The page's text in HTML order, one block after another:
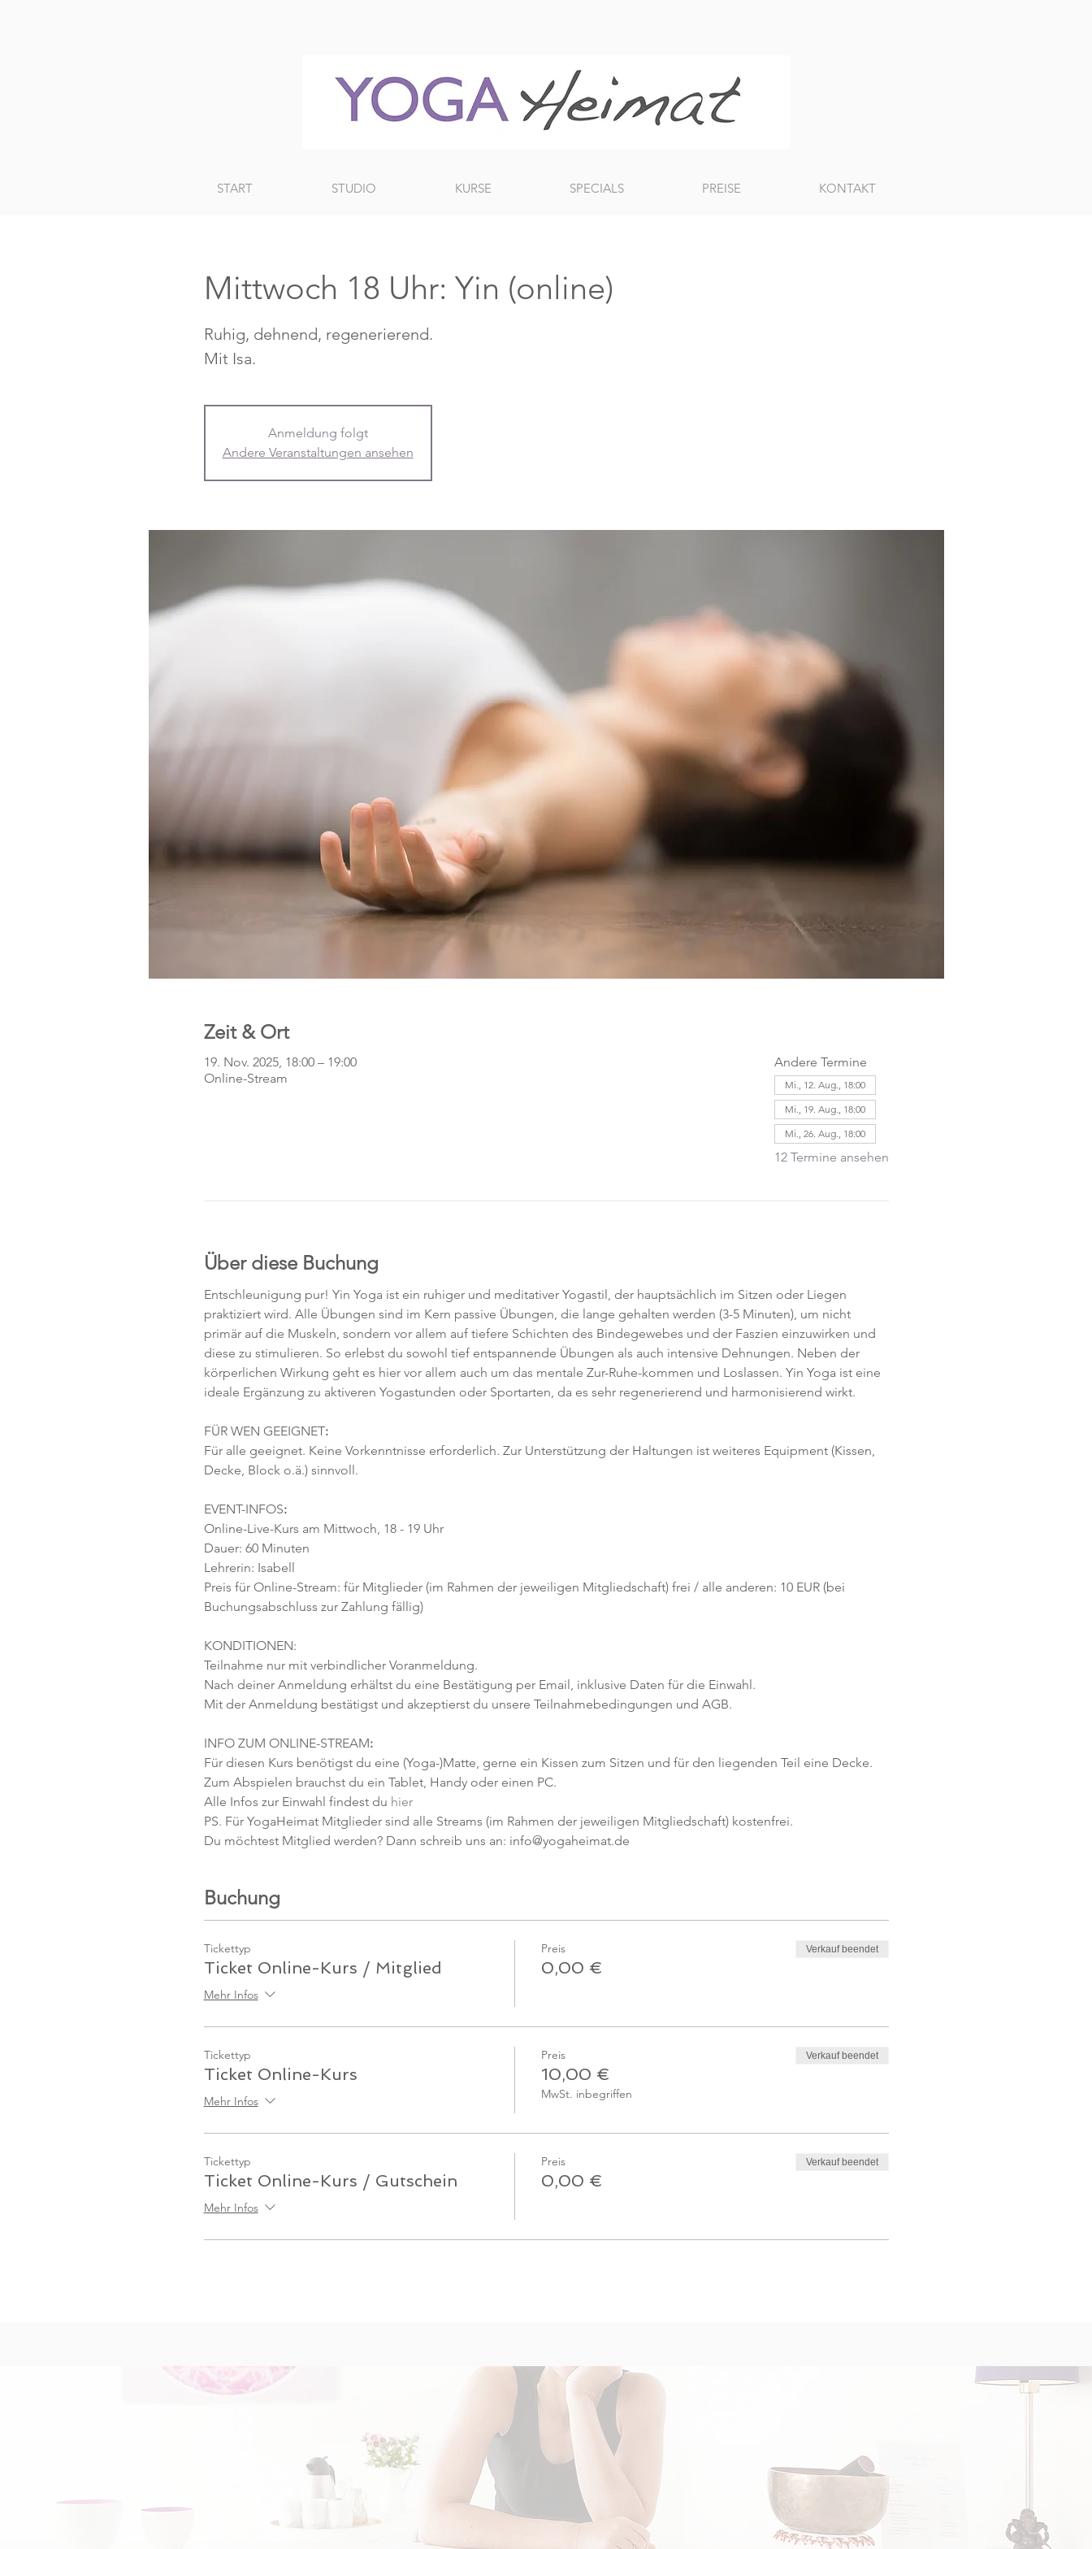
START STUDIO KURSE SPECIALS PREISE KONTAKT
Mittwoch 18 Uhr: Yin (online)
Ruhig, dehnend, regenerierend.
Mit Isa.
Anmeldung folgt
Andere Veranstaltungen ansehen
Zeit & Ort
19. Nov. 2025, 18:00 – 19:00
Online-Stream
Andere Termine
Mi., 12. Aug., 18:00
Mi., 19. Aug., 18:00
Mi., 26. Aug., 18:00
12 Termine ansehen
Über diese Buchung
Entschleunigung pur! Yin Yoga ist ein ruhiger und meditativer Yogastil, der hauptsächlich im Sitzen oder Liegen
praktiziert wird. Alle Übungen sind im Kern passive Übungen, die lange gehalten werden (3-5 Minuten), um nicht
primär auf die Muskeln, sondern vor allem auf tiefere Schichten des Bindegewebes und der Faszien einzuwirken und
diese zu stimulieren. So erlebst du sowohl tief entspannende Übungen als auch intensive Dehnungen. Neben der
körperlichen Wirkung geht es hier vor allem auch um das mentale Zur-Ruhe-kommen und Loslassen. Yin Yoga ist eine
ideale Ergänzung zu aktiveren Yogastunden oder Sportarten, da es sehr regenerierend und harmonisierend wirkt.
FÜR WEN GEEIGNET:
Für alle geeignet. Keine Vorkenntnisse erforderlich. Zur Unterstützung der Haltungen ist weiteres Equipment (Kissen,
Decke, Block o.ä.) sinnvoll.
EVENT-INFOS:
Online-Live-Kurs am Mittwoch, 18 - 19 Uhr
Dauer: 60 Minuten
Lehrerin: Isabell
Preis für Online-Stream: für Mitglieder (im Rahmen der jeweiligen Mitgliedschaft) frei / alle anderen: 10 EUR (bei
Buchungsabschluss zur Zahlung fällig)
KONDITIONEN:
Teilnahme nur mit verbindlicher Voranmeldung.
Nach deiner Anmeldung erhältst du eine Bestätigung per Email, inklusive Daten für die Einwahl.
Mit der Anmeldung bestätigst und akzeptierst du unsere Teilnahmebedingungen und AGB.
INFO ZUM ONLINE-STREAM:
Für diesen Kurs benötigst du eine (Yoga-)Matte, gerne ein Kissen zum Sitzen und für den liegenden Teil eine Decke.
Zum Abspielen brauchst du ein Tablet, Handy oder einen PC.
Alle Infos zur Einwahl findest du hier
PS. Für YogaHeimat Mitglieder sind alle Streams (im Rahmen der jeweiligen Mitgliedschaft) kostenfrei.
Du möchtest Mitglied werden? Dann schreib uns an: info@yogaheimat.de
Buchung
Tickettyp
Ticket Online-Kurs / Mitglied
Mehr Infos
Preis
0,00 €
Verkauf beendet
Tickettyp
Ticket Online-Kurs
Mehr Infos
Preis
10,00 €
MwSt. inbegriffen
Verkauf beendet
Tickettyp
Ticket Online-Kurs / Gutschein
Mehr Infos
Preis
0,00 €
Verkauf beendet